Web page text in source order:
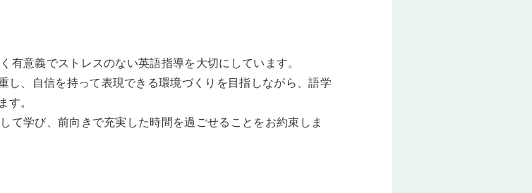
意義でストレスのない英語指導を大切にしています。
し、自信を持って表現できる環境づくりを目指しながら、語学
。
て学び、前向きで充実した時間を過ごせることをお約束しま